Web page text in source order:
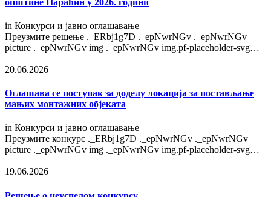
in Конкурси и јавно оглашавање
Преузмите решење ._ERbj1g7D ._epNwrNGv ._epNwrNGv
picture ._epNwrNGv img ._epNwrNGv img.pf-placeholder-svg…
20.06.2026
Оглашава се поступак за доделу локација за постављање
мањих монтажних објеката
in Конкурси и јавно оглашавање
Преузмите конкурс ._ERbj1g7D ._epNwrNGv ._epNwrNGv
picture ._epNwrNGv img ._epNwrNGv img.pf-placeholder-svg…
19.06.2026